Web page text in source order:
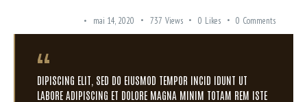
mai 14, 2020 737 Views 0 Likes 0 Comments
DIPISCING ELIT, SED DO EIUSMOD TEMPOR INCID IDUNT UT
LABORE ADIPISCING ET DOLORE MAGNA MINIM TOTAM REM ISTE